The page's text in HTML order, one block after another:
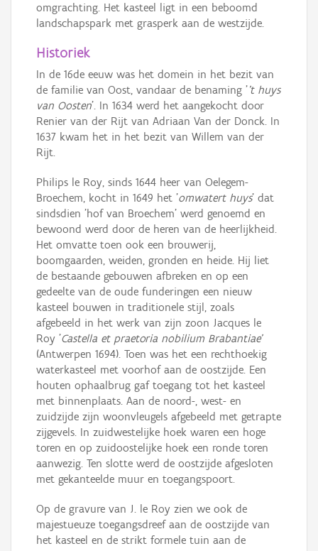
omgrachting. Het kasteel ligt in een beboomd
landschapspark met grasperk aan de westzijde.
Historiek
In de 16de eeuw was het domein in het bezit van
de familie van Oost, vandaar de benaming ''t huys
van Oosten'. In 1634 werd het aangekocht door
Renier van der Rijt van Adriaan Van der Donck. In
1637 kwam het in het bezit van Willem van der
Rijt.
Philips le Roy, sinds 1644 heer van Oelegem-
Broechem, kocht in 1649 het 'omwatert huys' dat
sindsdien 'hof van Broechem' werd genoemd en
bewoond werd door de heren van de heerlijkheid.
Het omvatte toen ook een brouwerij,
boomgaarden, weiden, gronden en heide. Hij liet
de bestaande gebouwen afbreken en op een
gedeelte van de oude funderingen een nieuw
kasteel bouwen in traditionele stijl, zoals
afgebeeld in het werk van zijn zoon Jacques le
Roy 'Castella et praetoria nobilium Brabantiae'
(Antwerpen 1694). Toen was het een rechthoekig
waterkasteel met voorhof aan de oostzijde. Een
houten ophaalbrug gaf toegang tot het kasteel
met binnenplaats. Aan de noord-, west- en
zuidzijde zijn woonvleugels afgebeeld met getrapte
zijgevels. In zuidwestelijke hoek waren een hoge
toren en op zuidoostelijke hoek een ronde toren
aanwezig. Ten slotte werd de oostzijde afgesloten
met gekanteelde muur en toegangspoort.
Op de gravure van J. le Roy zien we ook de
majestueuze toegangsdreef aan de oostzijde van
het kasteel en de strikt formele tuin aan de